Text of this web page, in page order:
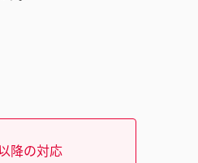
降の対応